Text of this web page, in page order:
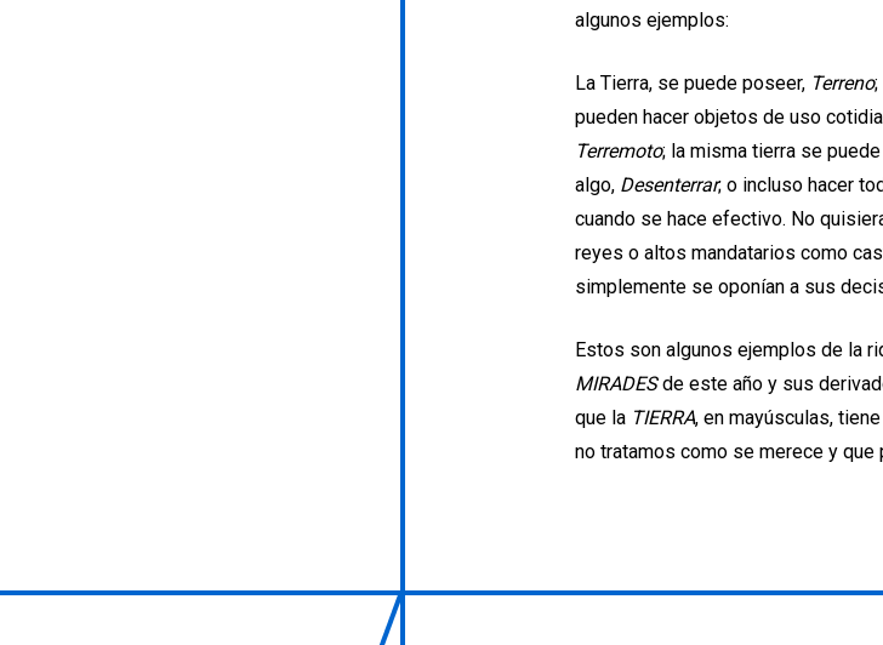
algunos ejemplos:
La Tierra, se puede poseer, Terreno
pueden hacer objetos de uso
Terremoto; la misma tierra se
algo, Desenterrar; o incluso hacer
cuando se hace efectivo. No
reyes o altos mandatarios como
simplemente se oponían a sus
Estos son algunos ejemplos de la
MIRADESde este año y sus
que la TIERRA, en mayúsculas,
no tratamos como se merece y